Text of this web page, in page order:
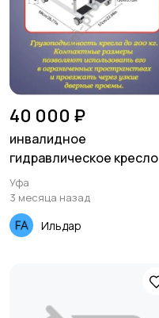
40 000 ₽
инвалидное
гидравлическое кресло
Уфа
3 месяца назад
Ильдар